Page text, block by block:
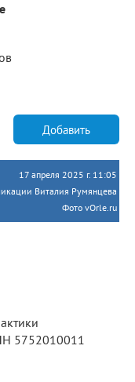
Добавить
17 апреля 2025 г. 11:05
Виталия Румянцева
Фото vOrle.ru
5752010011